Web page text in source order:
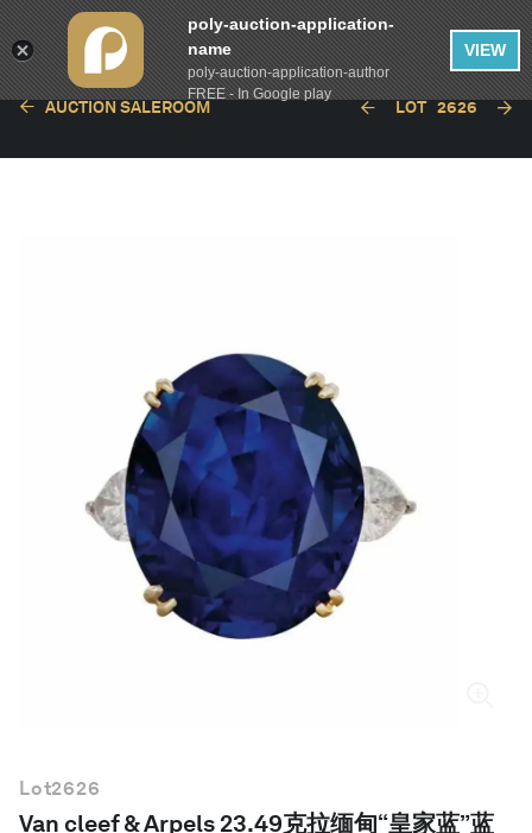
AUCTION SALEROOM LOT 2626
Lot2626
Van cleef & Arpels 23.49克拉缅甸“皇家蓝”蓝
poly-auction-application-
name
poly-auction-application-author
FREE - In Google play
VIEW